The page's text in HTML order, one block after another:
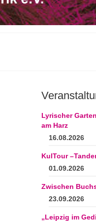
Lyrischer
am Harz
16.08.2026
KulTour
01.09.2026
Zwischen
23.09.2026
„Leipzig im